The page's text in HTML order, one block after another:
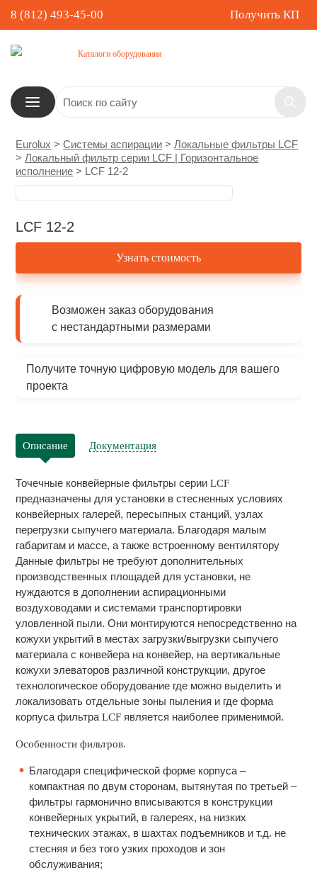
8 (812) 493-45-00 Получить КП
Каталоги оборудования
Eurolux >Системы аспирации >Локальные фильтры LCF
>Локальный фильтр серии LCF | Горизонтальное
исполнение > LCF 12-2
LCF 12-2
Узнать стоимость
Возможен заказ оборудования
с нестандартными размерами
Получите точную цифровую модель для вашего
проекта
Описание Документация
Точечные конвейерные фильтры серииLСF
предназначены для установки в стесненных условиях
конвейерных галерей, пересыпных станций, узлах
перегрузки сыпучего материала. Благодаря малым
габаритам и массе, а также встроенному вентилятору
Данные фильтры не требуют дополнительных
производственных площадей для установки, не
нуждаются в дополнении аспирационными
воздуховодами и системами транспортировки
уловленной пыли. Они монтируются непосредственно на
кожухи укрытий в местах загрузки/выгрузки сыпучего
материала с конвейера на конвейер, на вертикальные
кожухи элеваторов различной конструкции, другое
технологическое оборудование где можно выделить и
локализовать отдельные зоны пыления и где форма
корпуса фильтраLСF является наиболее применимой.
Особенности фильтров.
Благодаря специфической форме корпуса –
компактная по двум сторонам, вытянутая по третьей –
фильтры гармонично вписываются в конструкции
конвейерных укрытий, в галереях, на низких
технических этажах, в шахтах подъемников и т.д. не
стесняя и без того узких проходов и зон
обслуживания;